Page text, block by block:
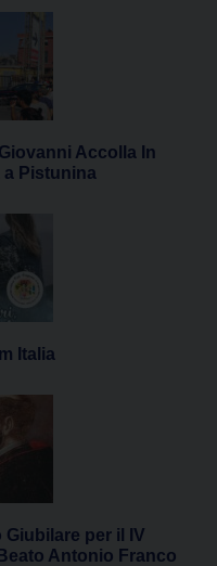
Accolla In
Pistunina
Italia
Giubilare per il IV
Antonio Franco